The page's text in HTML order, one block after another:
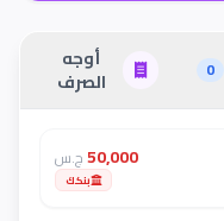
0 أوجه
الصرف
50,000ج.س
بنكك